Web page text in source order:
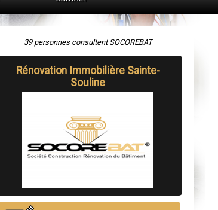
39 personnes consultent SOCOREBAT
Rénovation Immobilière Sainte-
Souline